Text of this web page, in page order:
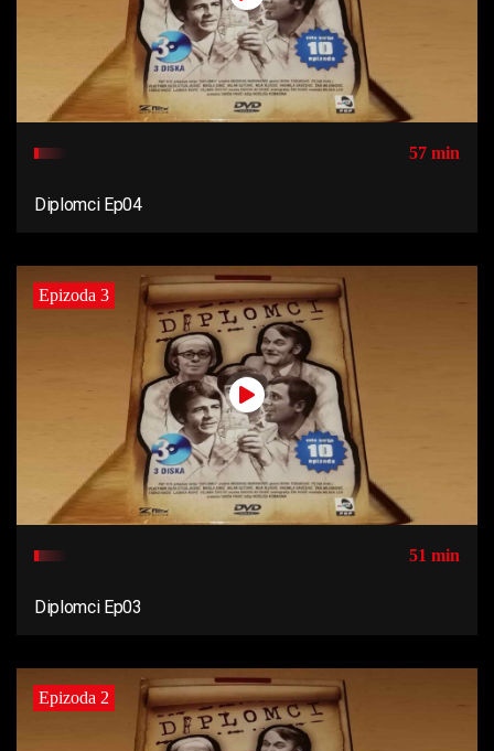
57 min
Diplomci Ep04
Epizoda 3
51 min
Diplomci Ep03
Epizoda 2